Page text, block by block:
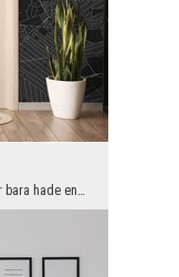
Tiden har gått när stadsplaner och kartor bara hade en utilitaristisk roll, och de enda som beund...